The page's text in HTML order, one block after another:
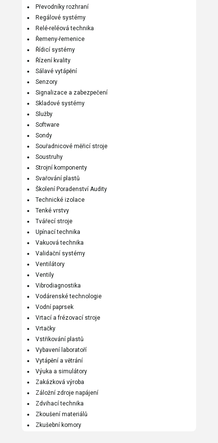
Převodníky rozhraní
Regálové systémy
Relé-reléová technika
Řemeny-řemenice
Řídicí systémy
Řízení kvality
Sálavé vytápění
Senzory
Signalizace a zabezpečení
Skladové systémy
Služby
Software
Sondy
Souřadnicové měřicí stroje
Soustruhy
Strojní komponenty
Svařování plastů
Školení Poradenství Audity
Technické izolace
Tenké vrstvy
Tvářecí stroje
Upínací technika
Vakuová technika
Validační systémy
Ventilátory
Ventily
Vibrodiagnostika
Vodárenské technologie
Vodní paprsek
Vrtací a frézovací stroje
Vrtačky
Vstřikování plastů
Vybavení laboratoří
Vytápění a větrání
Výuka a simulátory
Zakázková výroba
Záložní zdroje napájení
Zdvihací technika
Zkoušení materiálů
Zkušební komory